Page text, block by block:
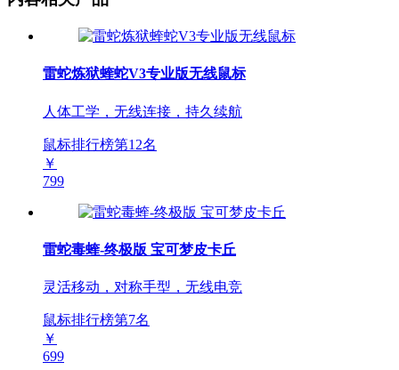
雷蛇炼狱蝰蛇V3专业版无线鼠标
人体工学，无线连接，持久续航
鼠标排行榜第12名
￥
799
雷蛇毒蝰-终极版 宝可梦皮卡丘
灵活移动，对称手型，无线电竞
鼠标排行榜第7名
￥
699